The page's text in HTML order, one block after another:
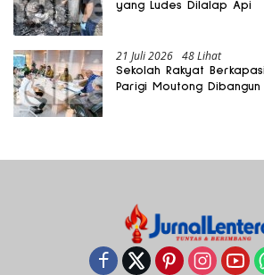
yang Ludes Dilalap Api
21 Juli 2026 48 Lihat
Sekolah Rakyat
Parigi Moutong